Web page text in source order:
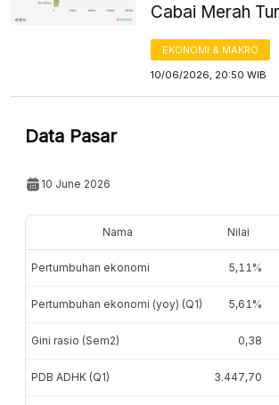
Cabai Merah
EKONOMI & MAKRO
10/06/2026, 20:50 WIB
Data Pasar
10 June 2026
Nama Nilai
Pertumbuhan ekonomi 5,11%
Pertumbuhan ekonomi (yoy) (Q1) 5,61%
Gini rasio (Sem2) 0,38
PDB ADHK (Q1) 3.447,70